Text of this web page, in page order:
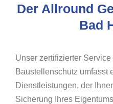
Der Allround
Bad
Unser zertifizierter
Baustellenschutz umfasst
Dienstleistungen, der
Sicherung Ihres